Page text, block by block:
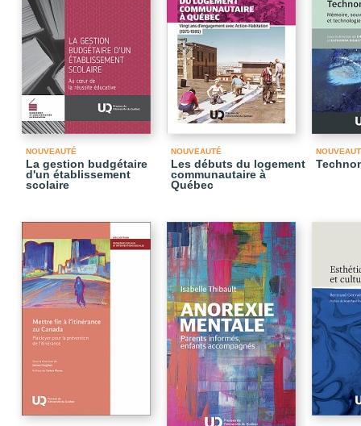
NOUVEAUTÉ
La gestion budgétaire
d'un établissement
scolaire
NOUVEAUTÉ
Les débuts du logement
communautaire à
Québec